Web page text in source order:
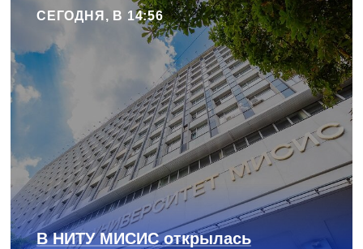
СЕГОДНЯ, В 14:56
В НИТУ МИСИС открылась